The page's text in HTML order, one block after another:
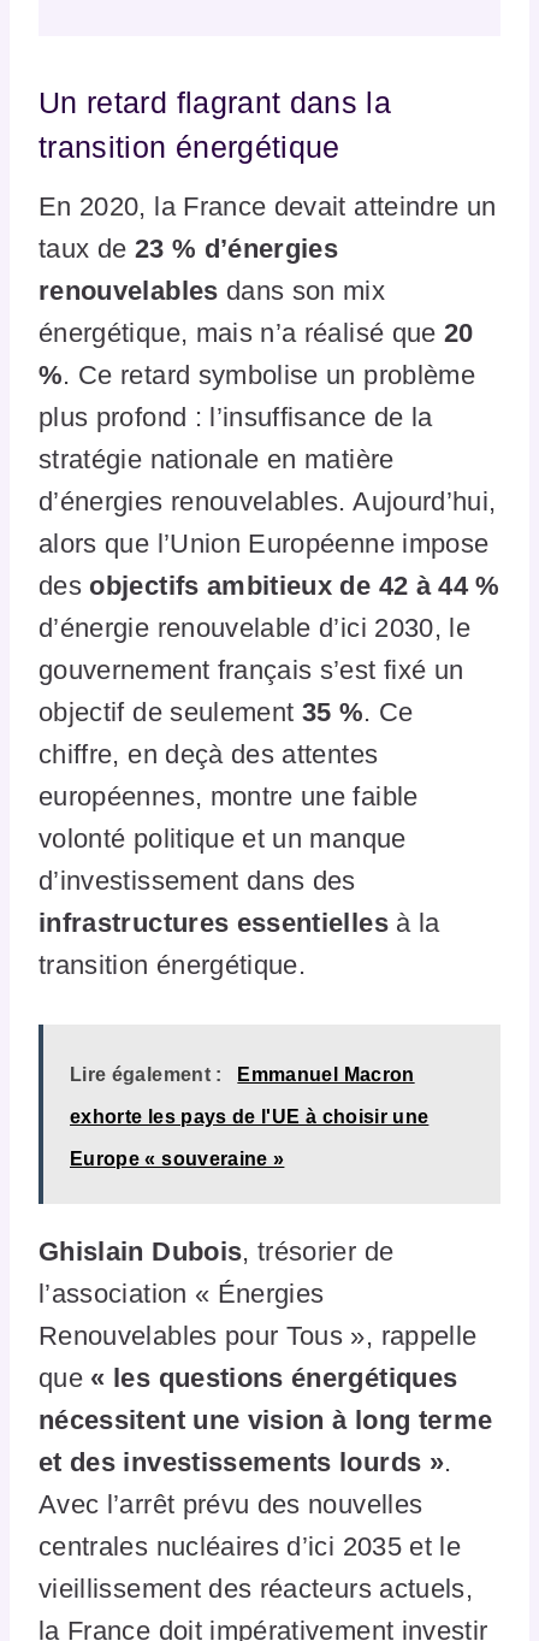
Un retard flagrant dans la
transition énergétique
En 2020, la France devait atteindre un
taux de 23 % d’énergies
renouvelables dans son mix
énergétique, mais n’a réalisé que 20
%. Ce retard symbolise un problème
plus profond : l’insuffisance de la
stratégie nationale en matière
d’énergies renouvelables. Aujourd’hui,
alors que l’Union Européenne impose
des objectifs ambitieux de 42 à 44 %
d’énergie renouvelable d’ici 2030, le
gouvernement français s’est fixé un
objectif de seulement 35 %. Ce
chiffre, en deçà des attentes
européennes, montre une faible
volonté politique et un manque
d’investissement dans des
infrastructures essentiellesà la
transition énergétique.
Lire également : Emmanuel Macron
exhorte les pays de l'UE à choisir une
Europe « souveraine »
Ghislain Dubois, trésorier de
l’association « Énergies
Renouvelables pour Tous », rappelle
que « les questions énergétiques
nécessitent une vision à long terme
et des investissements lourds ».
Avec l’arrêt prévu des nouvelles
centrales nucléaires d’ici 2035 et le
vieillissement des réacteurs actuels,
la France doit impérativement investir